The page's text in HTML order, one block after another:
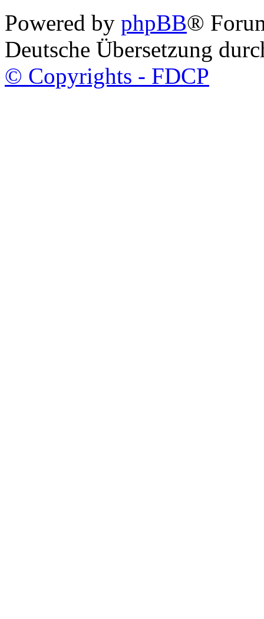
Powered by phpBB®
Deutsche Übersetzung
© Copyrights - FDCP